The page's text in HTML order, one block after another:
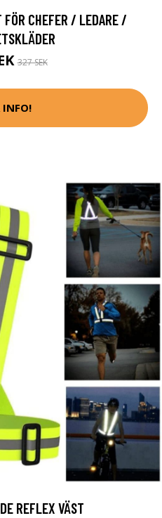
CHEFER / LEDARE /
327 SEK
INFO!
REFLEX VÄST